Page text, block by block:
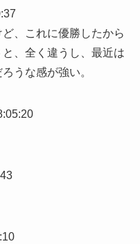
、これに優勝したから
、全く違うし、最近は
うな感が強い。